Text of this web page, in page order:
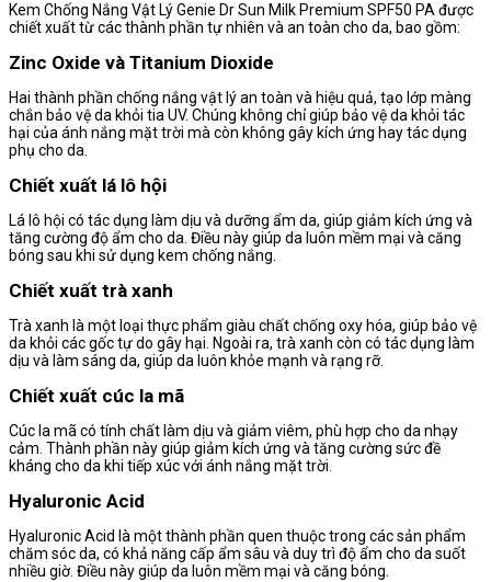
Kem Chống Nắng Vật Lý Genie Dr Sun Milk Premium SPF50 PA được
chiết xuất từ các thành phần tự nhiên và an toàn cho da, bao gồm:
Zinc Oxide và Titanium Dioxide
Hai thành phần chống nắng vật lý an toàn và hiệu quả, tạo lớp màng
chắn bảo vệ da khỏi tia UV. Chúng không chỉ giúp bảo vệ da khỏi tác
hại của ánh nắng mặt trời mà còn không gây kích ứng hay tác dụng
phụ cho da.
Chiết xuất lá lô hội
Lá lô hội có tác dụng làm dịu và dưỡng ẩm da, giúp giảm kích ứng và
tăng cường độ ẩm cho da. Điều này giúp da luôn mềm mại và căng
bóng sau khi sử dụng kem chống nắng.
Chiết xuất trà xanh
Trà xanh là một loại thực phẩm giàu chất chống oxy hóa, giúp bảo vệ
da khỏi các gốc tự do gây hại. Ngoài ra, trà xanh còn có tác dụng làm
dịu và làm sáng da, giúp da luôn khỏe mạnh và rạng rỡ.
Chiết xuất cúc la mã
Cúc la mã có tính chất làm dịu và giảm viêm, phù hợp cho da nhạy
cảm. Thành phần này giúp giảm kích ứng và tăng cường sức đề
kháng cho da khi tiếp xúc với ánh nắng mặt trời.
Hyaluronic Acid
Hyaluronic Acid là một thành phần quen thuộc trong các sản phẩm
chăm sóc da, có khả năng cấp ẩm sâu và duy trì độ ẩm cho da suốt
nhiều giờ. Điều này giúp da luôn mềm mại và căng bóng.